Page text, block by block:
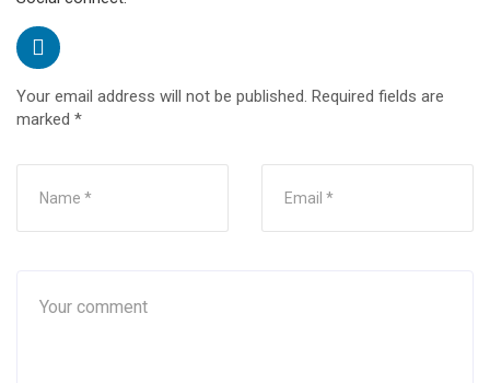
Your email address will not be published. Required fields are
marked *